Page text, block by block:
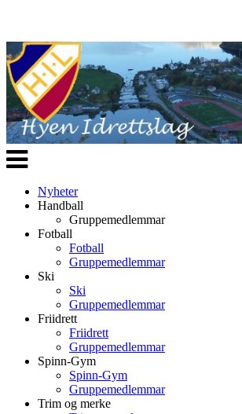
Veksle
navigasjon
Nyheter
Handball
Gruppemedlemmar
Fotball
Fotball
Gruppemedlemmar
Ski
Ski
Gruppemedlemmar
Friidrett
Friidrett
Gruppemedlemmar
Spinn-Gym
Spinn-Gym
Gruppemedlemmar
Trim og merke